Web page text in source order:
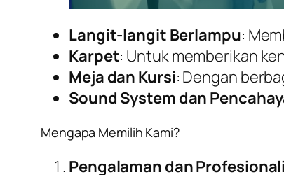
Langit-langit Berlampu:
Karpet: Untuk memberikan
Meja dan Kursi: Dengan
Sound System dan
Mengapa Memilih Kami?
Pengalaman dan